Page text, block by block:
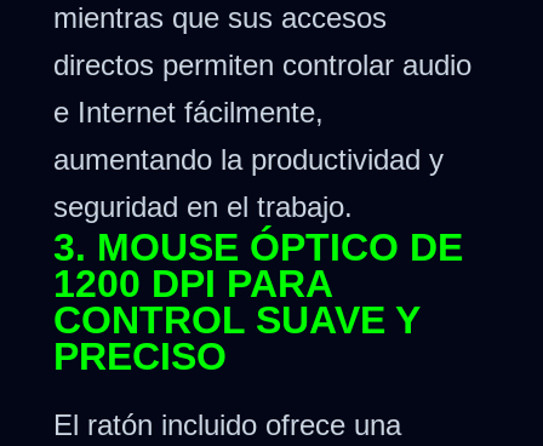
mientras que sus accesos
directos permiten controlar audio
e Internet fácilmente,
aumentando la productividad y
seguridad en el trabajo.
3. MOUSE ÓPTICO DE
1200 DPI PARA
CONTROL SUAVE Y
PRECISO
El ratón incluido ofrece una